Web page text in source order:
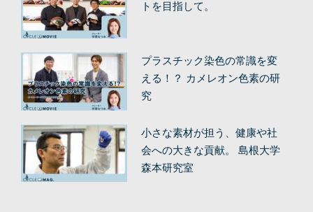
トを目指して。
プラスチック染色の常識を変
える！？ カメレオン色素の研
究
小さな素材が担う、健康や社
会への大きな貢献。 島根大学
森本研究室